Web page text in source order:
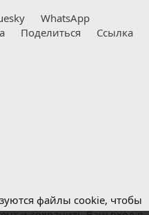
WhatsApp
Поделиться Ссылка
файлы cookie, чтобы